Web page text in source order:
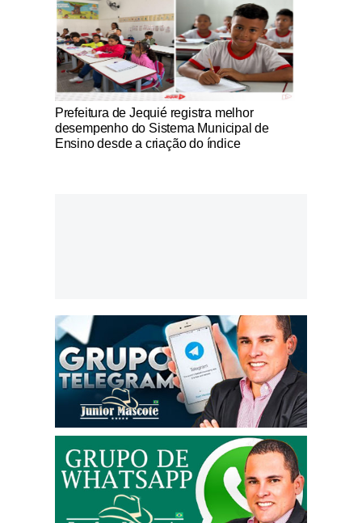
Notícias Católicas
Prefeitura de Jequié registra melhor
desempenho do Sistema Municipal de
Ensino desde a criação do índice